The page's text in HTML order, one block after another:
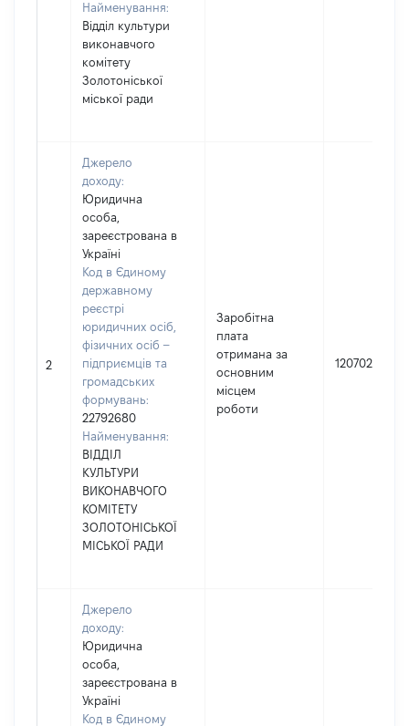
Найменування:
Відділ культури
виконавчого
комітету
Золотоніської
міської ради
2
Джерело
доходу:
Юридична
особа,
зареєстрована в
Україні
Код в Єдиному
державному
реєстрі
юридичних осіб,
фізичних осіб –
підприємців та
громадських
формувань:
22792680
Найменування:
ВІДДІЛ
КУЛЬТУРИ
ВИКОНАВЧОГО
КОМІТЕТУ
ЗОЛОТОНІСЬКОЇ
МІСЬКОЇ РАДИ
Заробітна
плата
отримана за
основним
місцем
роботи
120702
Джерело
доходу:
Юридична
особа,
зареєстрована в
Україні
Код в Єдиному